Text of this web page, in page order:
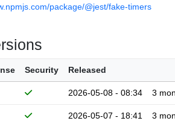
package/@jest/fake-timers
Security Released
2026-05-08 - 08:34 3
2026-05-07 - 18:41 3